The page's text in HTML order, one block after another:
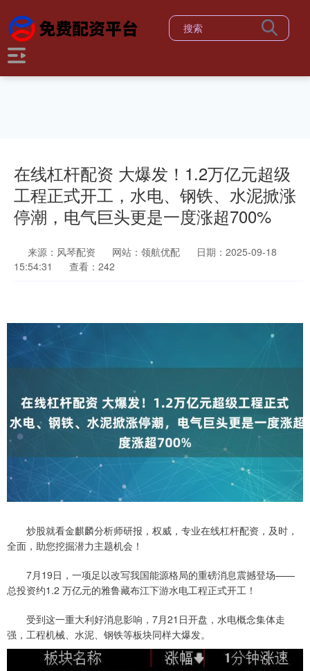
在线杠杆配资 大爆发！1.2万亿元超级
工程正式开工，水电、钢铁、水泥掀涨
停潮，电气巨头更是一度涨超700%
来源：风琴配资 网站：领航优配
日期：2025-09-18
15:54:31
查看：242
炒股就看金麒麟分析师研报，权威，专业在线杠杆配资，及时，
全面，助您挖掘潜力主题机会！
7月19日，一项足以改写我国能源格局的重磅消息震撼登场——
总投资约1.2 万亿元的雅鲁藏布江下游水电工程正式开工！
受到这一重大利好消息影响，7月21日开盘，水电概念集体走
强，工程机械、水泥、钢铁等板块同样大爆发。